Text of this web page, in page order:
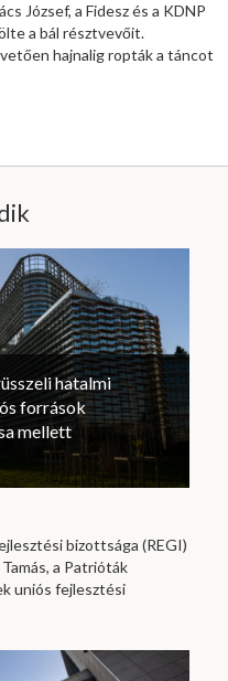
József, a Fidesz és a KDNP
a bál résztvevőit.
hajnalig ropták a táncot
hatalmi
források
mellett
bizottsága (REGI)
a Patrióták
uniós fejlesztési